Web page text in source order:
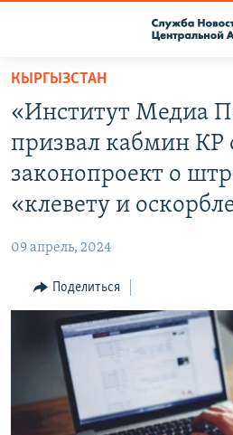
Вернуться
основному
содержанию
Вернутся
главной
Вернутся
поиску
КОНТАКТЫ
МИГРАНТ МЕДИА
КЫРГЫЗСТАН
«Институт Медиа
призвал кабмин КР
законопроект о
«клевету и
09 апрель, 2024
Поделиться